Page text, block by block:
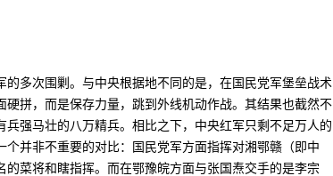
多次围剿。与中央根据地不同的是，在国民党军堡垒战术
拼，而是保存力量，跳到外线机动作战。其结果也截然不
强马壮的八万精兵。相比之下，中央红军只剩不足万人的
并非不重要的对比：国民党军方面指挥对湘鄂赣（即中
菜将和瞎指挥。而在鄂豫皖方面与张国焘交手的是李宗